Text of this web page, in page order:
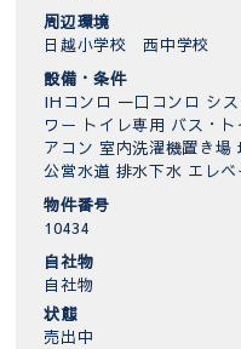
周辺環境
日越小学校 西中学校
設備・条件
IHコンロ 一口コンロ シ
ワー トイレ専用 バス・ト
アコン 室内洗濯機置き場
公営水道 排水下水 エレベ
物件番号
10434
自社物
自社物
状態
売出中